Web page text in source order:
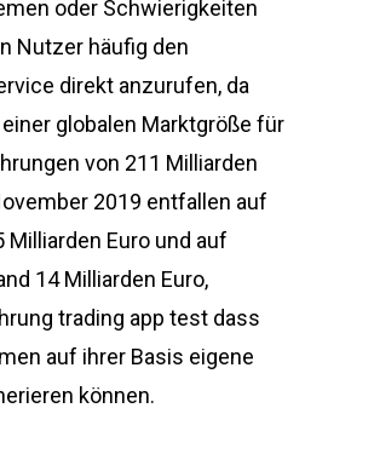
oder Schwierigkeiten
Nutzer häufig den
direkt anzurufen, da
globalen Marktgröße für
von 211 Milliarden
2019 entfallen auf
Milliarden Euro und auf
14 Milliarden Euro,
trading app test dass
auf ihrer Basis eigene
können.